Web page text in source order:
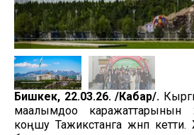
Бишкек, 22.03.26. /Кабар/.
маалымдоо каражаттарынын
коңшу Тажикстанга жөнөп